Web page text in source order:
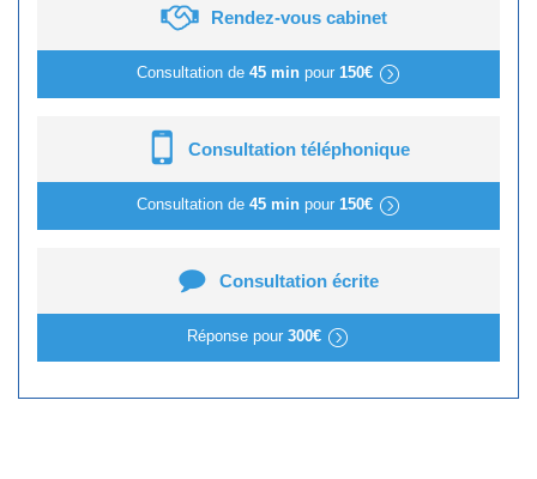
Rendez-vous cabinet
Consultation de 45 minpour 150€
Consultation téléphonique
Consultation de 45 minpour 150€
Consultation écrite
Réponse pour 300€